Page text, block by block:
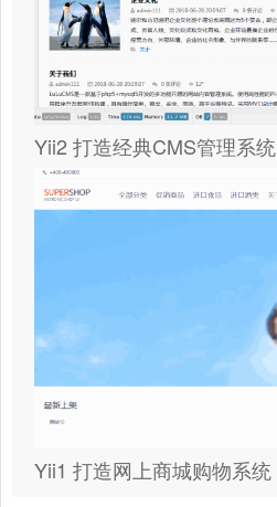
Yii2 打造经典CMS管理系统
Yii1 打造网上商城购物系统